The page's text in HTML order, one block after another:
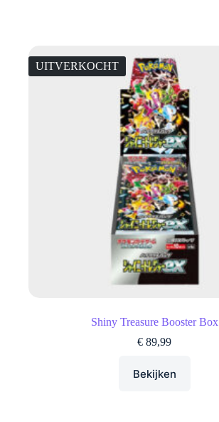
UITVERKOCHT
Shiny Treasure Booster Box
€ 89,99
Bekijken